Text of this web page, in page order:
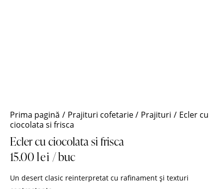
Prima pagină Prajituri cofetarie Prajituri
Ecler cu
ciocolata si frisca
Ecler cu ciocolata si frisca
15.00lei / buc
Un desert clasic reinterpretat cu rafinament și texturi